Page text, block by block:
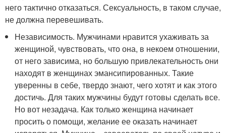
него тактично отказаться. Сексуальность, в таком случае,
не должна перевешивать.
Независимость. Мужчинами нравится ухаживать за
женщиной, чувствовать, что она, в некоем отношении,
от него зависима, но большую привлекательность они
находят в женщинах эмансипированных. Такие
уверенны в себе, твердо знают, чего хотят и как этого
достичь. Для таких мужчины будут готовы сделать все.
Но вот незадача. Как только женщина начинает
просить о помощи, желание ее оказать начинает